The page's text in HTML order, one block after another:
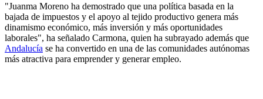
"Juanma Moreno ha demostrado que una política basada en la
bajada de impuestos y el apoyo al tejido productivo genera más
dinamismo económico, más inversión y más oportunidades
laborales", ha señalado Carmona, quien ha subrayado además que
Andalucía se ha convertido en una de las comunidades autónomas
más atractiva para emprender y generar empleo.